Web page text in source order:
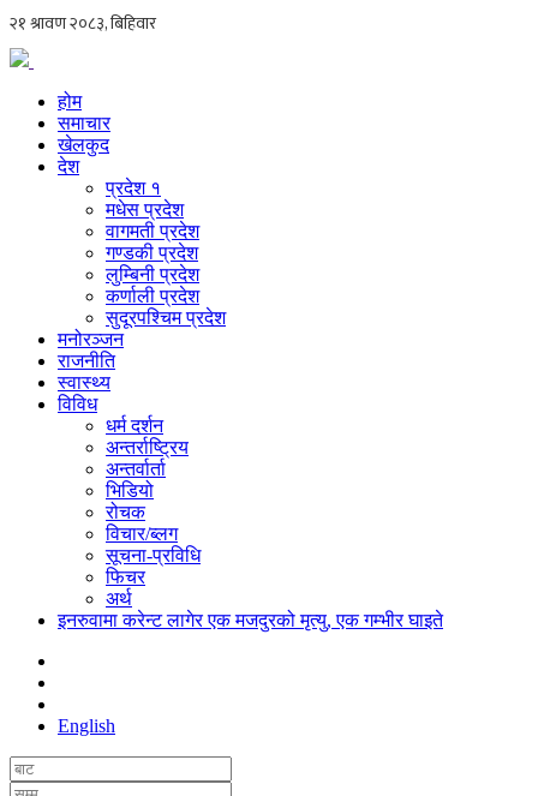
होम
समाचार
खेलकुद
देश
प्रदेश १
मधेस प्रदेश
वागमती प्रदेश
गण्डकी प्रदेश
लुम्बिनी प्रदेश
कर्णाली प्रदेश
सुदूरपश्चिम प्रदेश
मनोरञ्जन
राजनीति
स्वास्थ्य
विविध
धर्म दर्शन
अन्तर्राष्ट्रिय
अन्तर्वार्ता
भिडियो
रोचक
विचार/ब्लग
सूचना-प्रविधि
फिचर
अर्थ
इनरुवामा करेन्ट लागेर एक मजदुरको मृत्यु, एक गम्भीर घाइते
English